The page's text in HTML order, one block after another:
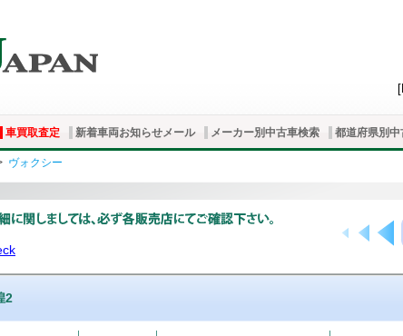
車買取査定 新着車両お知らせメール メーカー別中古車検索 都道府県別中
ヴォクシー
2